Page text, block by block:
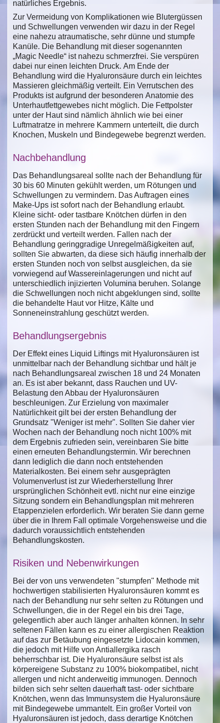
natürliches Ergebnis.
Zur Vermeidung von Komplikationen wie Blutergüssen
und Schwellungen verwenden wir dazu in der Regel
eine nahezu atraumatische, sehr dünne und stumpfe
Kanüle. Die Behandlung mit dieser sogenannten
„Magic Needle“ ist nahezu schmerzfrei. Sie verspüren
dabei nur einen leichten Druck. Am Ende der
Behandlung wird die Hyaluronsäure durch ein leichtes
Massieren gleichmäßig verteilt. Ein Verrutschen des
Produkts ist aufgrund der besonderen Anatomie des
Unterhautfettgewebes nicht möglich. Die Fettpolster
unter der Haut sind nämlich ähnlich wie bei einer
Luftmatratze in mehrere Kammern unterteilt, die durch
Knochen, Muskeln und Bindegewebe begrenzt werden.
Nachbehandlung
Das Behandlungsareal sollte nach der Behandlung für
30 bis 60 Minuten gekühlt werden, um Rötungen und
Schwellungen zu vermindern. Das Auftragen eines
Make-Ups ist sofort nach der Behandlung erlaubt.
Kleine sicht- oder tastbare Knötchen dürfen in den
ersten Stunden nach der Behandlung mit den Fingern
zerdrückt und verteilt werden. Fallen nach der
Behandlung geringgradige Unregelmäßigkeiten auf,
sollten Sie abwarten, da diese sich häufig innerhalb der
ersten Stunden noch von selbst ausgleichen, da sie
vorwiegend auf Wassereinlagerungen und nicht auf
unterschiedlich injizierten Volumina beruhen. Solange
die Schwellungen noch nicht abgeklungen sind, sollte
die behandelte Haut vor Hitze, Kälte und
Sonneneinstrahlung geschützt werden.
Behandlungsergebnis
Der Effekt eines Liquid Liftings mit Hyaluronsäuren ist
unmittelbar nach der Behandlung sichtbar und hält je
nach Behandlungsareal zwischen 18 und 24 Monaten
an. Es ist aber bekannt, dass Rauchen und UV-
Belastung den Abbau der Hyaluronsäuren
beschleunigen. Zur Erzielung von maximaler
Natürlichkeit gilt bei der ersten Behandlung der
Grundsatz "Weniger ist mehr". Sollten Sie daher vier
Wochen nach der Behandlung noch nicht 100% mit
dem Ergebnis zufrieden sein, vereinbaren Sie bitte
einen erneuten Behandlungstermin. Wir berechnen
dann lediglich die dann noch entstehenden
Materialkosten. Bei einem sehr ausgeprägten
Volumenverlust ist zur Wiederherstellung Ihrer
ursprünglichen Schönheit evtl. nicht nur eine einzige
Sitzung sondern ein Behandlungsplan mit mehreren
Etappenzielen erforderlich. Wir beraten Sie dann gerne
über die in Ihrem Fall optimale Vorgehensweise und die
dadurch voraussichtlich entstehenden
Behandlungskosten.
Risiken und Nebenwirkungen
Bei der von uns verwendeten "stumpfen" Methode mit
hochwertigen stabilisierten Hyaluronsäuren kommt es
nach der Behandlung nur sehr selten zu Rötungen und
Schwellungen, die in der Regel ein bis drei Tage,
gelegentlich aber auch länger anhalten können. In sehr
seltenen Fällen kann es zu einer allergischen Reaktion
auf das zur Betäubung eingesetzte Lidocain kommen,
die jedoch mit Hilfe von Antiallergika rasch
beherrschbar ist. Die Hyaluronsäure selbst ist als
körpereigene Substanz zu 100% biokompatibel, nicht
allergen und nicht anderweitig immunogen. Dennoch
bilden sich sehr selten dauerhaft tast- oder sichtbare
Knötchen, wenn das Immunsystem die Hyaluronsäure
mit Bindegewebe ummantelt. Ein großer Vorteil von
Hyaluronsäuren ist jedoch, dass derartige Knötchen